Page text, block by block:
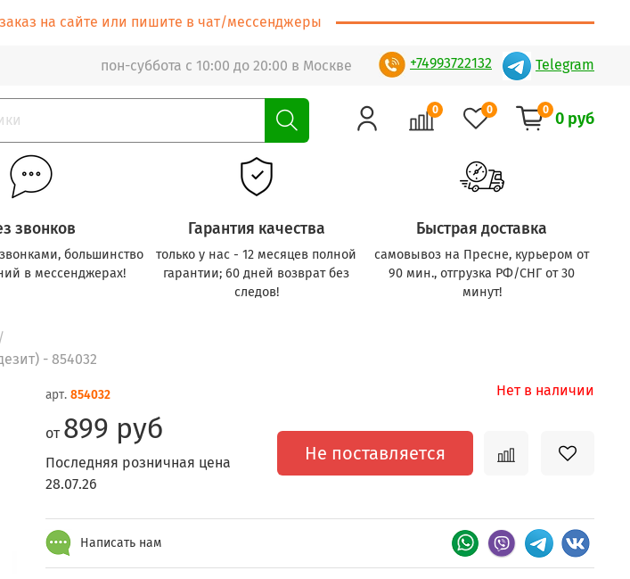
на сайте или пишите в чат/мессенджеры
пон-суббота с 10:00 до 20:00 в Москве +74993722132 Telegram
0 0 0 0 руб
звонков
большинство
в мессенджерах!
Гарантия качества
только у нас - 12 месяцев полной
гарантии; 60 дней возврат без
следов!
Быстрая доставка
самовывоз на Пресне, курьером от
90 мин., отгрузка РФ/СНГ от 30
минут!
- 854032
арт. 854032 Нет в наличии
от 899 руб
Последняя розничная цена
28.07.26
Не поставляется
Написать нам